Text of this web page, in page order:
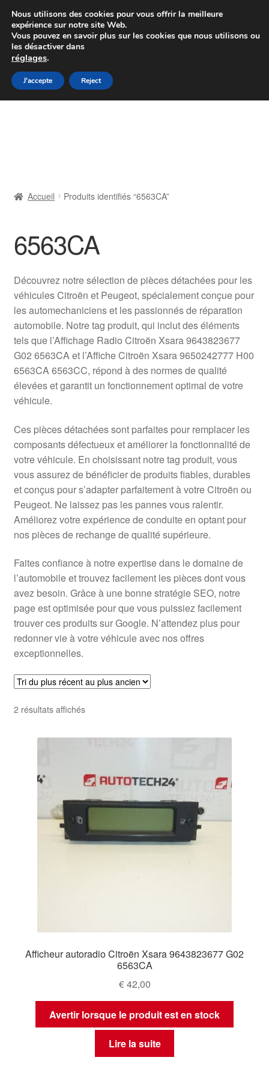
Colissimo livraison à partir de 7 EUR
Du lundi au vendredi de 9 h à 16 h
Aller
à
Aller
au
Livraison
Livraison internationale
Mon compte
Paiements
Panier
Plainte
Politique de confidentialité
Procédure de Réclamation
Termes et conditions
Accueil Produits identifiés “6563CA”
6563CA
Découvrez notre sélection de pièces détachées pour les
véhicules Citroën et Peugeot, spécialement conçue pour
les automechaniciens et les passionnés de réparation
automobile. Notre tag produit, qui inclut des éléments
tels que l’Affichage Radio Citroën Xsara 9643823677
G02 6563CA et l’Affiche Citroën Xsara 9650242777 H00
6563CA 6563CC, répond à des normes de qualité
élevées et garantit un fonctionnement optimal de votre
véhicule.
Ces pièces détachées sont parfaites pour remplacer les
composants défectueux et améliorer la fonctionnalité de
votre véhicule. En choisissant notre tag produit, vous
vous assurez de bénéficier de produits fiables, durables
et conçus pour s’adapter parfaitement à votre Citroën ou
Peugeot. Ne laissez pas les pannes vous ralentir.
Améliorez votre expérience de conduite en optant pour
nos pièces de rechange de qualité supérieure.
Faites confiance à notre expertise dans le domaine de
l’automobile et trouvez facilement les pièces dont vous
avez besoin. Grâce à une bonne stratégie SEO, notre
page est optimisée pour que vous puissiez facilement
trouver ces produits sur Google. N’attendez plus pour
redonner vie à votre véhicule avec nos offres
exceptionnelles.
2 résultats affichésTrié
plus
récent
plus
ancien
Afficheur autoradio Citroën Xsara 9643823677 G02
6563CA
€42,00
Avertir lorsque le produit est en stock
Lire la suite
Nous utilisons des cookies pour vous offrir la meilleure
expérience sur notre site Web.
Vous pouvez en savoir plus sur les cookies que nous utilisons ou
les désactiver dans
réglages.
J'accepte Reject